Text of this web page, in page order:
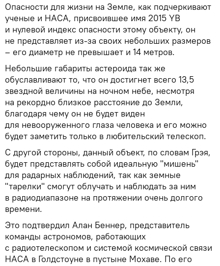
Опасности для жизни на Земле, как подчеркивают
ученые и НАСА, присвоившее имя 2015 YB
и нулевой индекс опасности этому объекту, он
не представляет из-за своих небольших размеров
– его диаметр не превышает и 14 метров.
Небольшие габариты астероида так же
обуславливают то, что он достигнет всего 13,5
звездной величины на ночном небе, несмотря
на рекордно близкое расстояние до Земли,
благодаря чему он не будет виден
для невооруженного глаза человека и его можно
будет заметить только в любительский телескоп.
С другой стороны, данный объект, по словам Грэя,
будет представлять собой идеальную "мишень"
для радарных наблюдений, так как земные
"тарелки" смогут облучать и наблюдать за ним
в радиодиапазоне на протяжении очень долгого
времени.
Это подтвердил Алан Беннер, представитель
команды астрономов, работающих
с радиотелескопом и системой космической связи
НАСА в Голдстоуне в пустыне Мохаве. По его